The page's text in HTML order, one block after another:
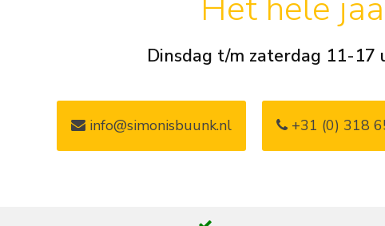
Dinsdag t/m zaterdag 11-17
info@simonisbuunk.nl +31 (0) 318